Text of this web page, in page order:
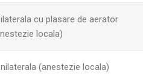
cu plasare de aerator
locala)
(anestezie locala)